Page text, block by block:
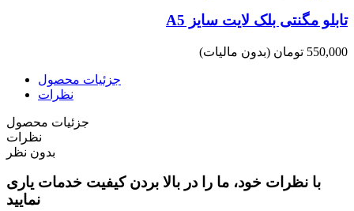
تابلو مگنتی بلک لایت سایز A5
550,000 تومان (بدون مالیات)
جزئیات محصول
نظرات
جزئیات محصول
نظرات
بدون نظر
با نظرات خود، ما را در بالا بردن کیفیت خدمات یاری
نمایید